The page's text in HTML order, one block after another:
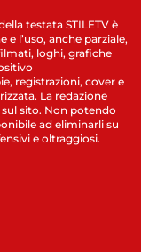
testata STILETV è
l’uso, anche parziale,
loghi, grafiche
registrazioni, cover e
La redazione
sito. Non potendo
ad eliminarli su
e oltraggiosi.